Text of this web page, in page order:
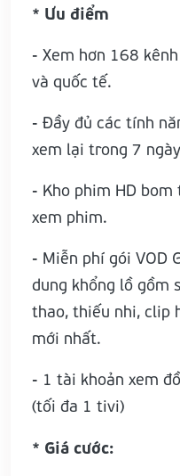
* Ưu điểm
- Xem hơn 168
và quốc tế.
- Đầy đủ các tính
xem lại trong 7
- Kho phim HD
xem phim.
- Miễn phí gói VOD
dung khổng lồ gồm
thao, thiếu nhi, clip
mới nhất.
- 1 tài khoản xem
(tối đa 1 tivi)
* Giá cước: